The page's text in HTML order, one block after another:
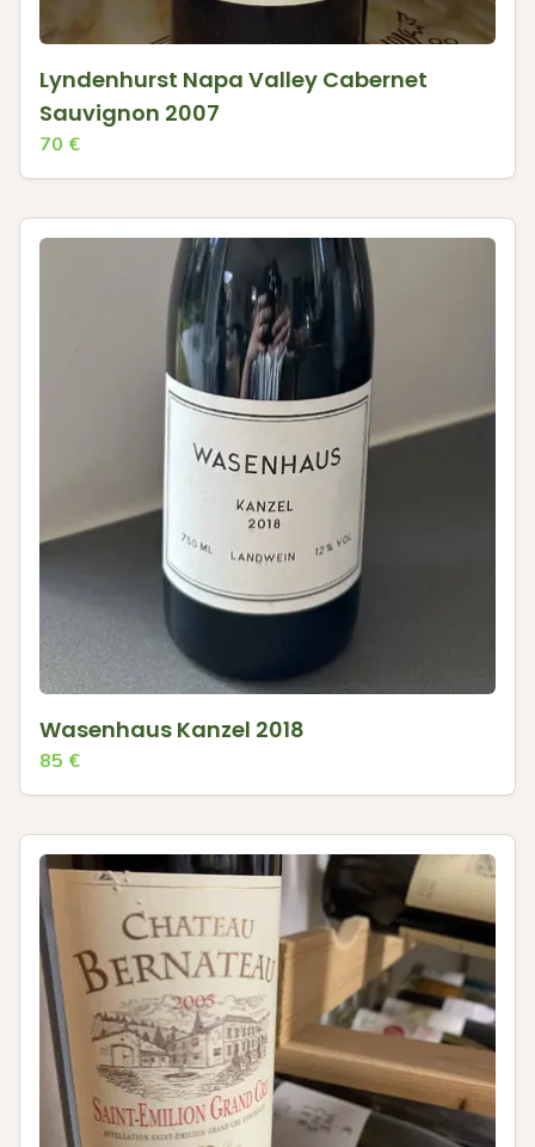
Lyndenhurst Napa Valley Cabernet
Sauvignon 2007
70 €
Wasenhaus Kanzel 2018
85 €